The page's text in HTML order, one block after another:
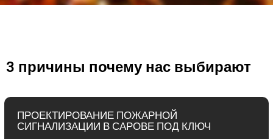
3 причины почему нас выбирают
ПРОЕКТИРОВАНИЕ ПОЖАРНОЙ
СИГНАЛИЗАЦИИ В САРОВЕ ПОД КЛЮЧ